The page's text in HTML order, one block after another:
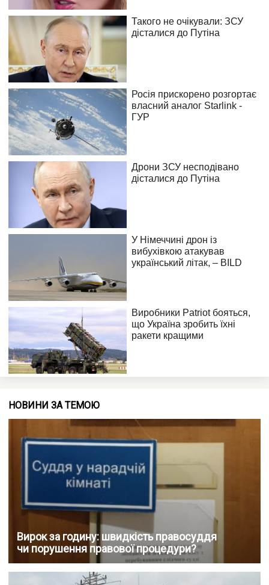
НОВИНИ ЗА ТЕМОЮ
Вирок за годину: швидкість правосуддя
чи порушення правової процедури?